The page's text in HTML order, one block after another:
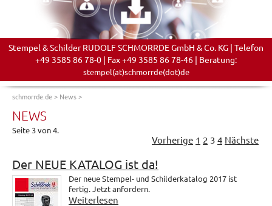
Stempel & Schilder RUDOLF SCHMORRDE GmbH & Co. KG | Telefon
+49 3585 86 78-0 | Fax +49 3585 86 78-46 | Beratung:
stempel(at)schmorrde(dot)de
schmorrde.de> News>
NEWS
Seite 3 von 4.
Vorherige 1 2 3 4 Nächste
Der NEUE KATALOG ist da!
Der neue Stempel- und Schilderkatalog 2017 ist
fertig. Jetzt anfordern.
Weiterlesen